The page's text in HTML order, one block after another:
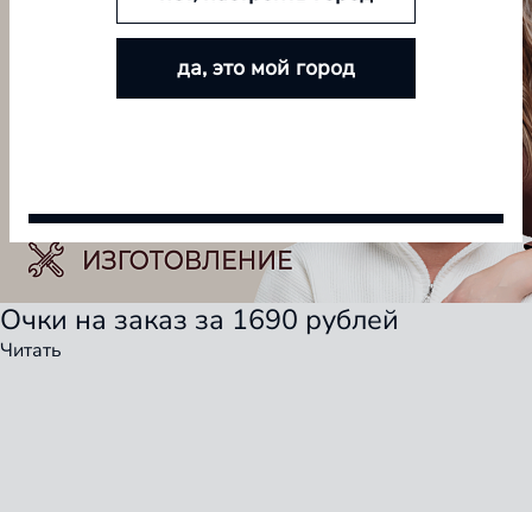
Очки на заказ за 1690 рублей
Читать
БОЛЬШЕ ЛИНЗ — БОЛЬШЕ СКИДКА
Покупайте контактные линзы Airway и увеличивайте
размер скидки — от 5% до 15%
да, это мой город